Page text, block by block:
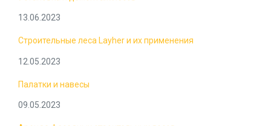
13.06.2023
Строительные леса Layher и их применения
12.05.2023
Палатки и навесы
09.05.2023